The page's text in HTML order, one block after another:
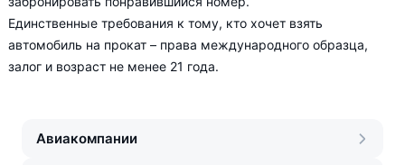
Единственные требования к тому, кто хочет взять
автомобиль на прокат – права международного образца,
залог и возраст не менее 21 года.
Авиакомпании